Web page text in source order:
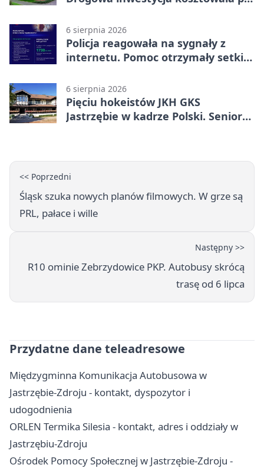
6 sierpnia 2026
Policja reagowała na sygnały z
internetu. Pomoc otrzymały setki
6 sierpnia 2026
Pięciu hokeistów JKH GKS
Jastrzębie w kadrze Polski. Seniorzy
<< Poprzedni
Śląsk szuka nowych planów filmowych. W grze są
PRL, pałace i wille
Następny >>
R10 ominie Zebrzydowice PKP. Autobusy skrócą
trasę od 6 lipca
Przydatne dane teleadresowe
Międzygminna Komunikacja Autobusowa w
Jastrzębie-Zdroju - kontakt, dyspozytor i
udogodnienia
ORLEN Termika Silesia - kontakt, adres i oddziały w
Jastrzębiu-Zdroju
Ośrodek Pomocy Społecznej w Jastrzębie-Zdroju -